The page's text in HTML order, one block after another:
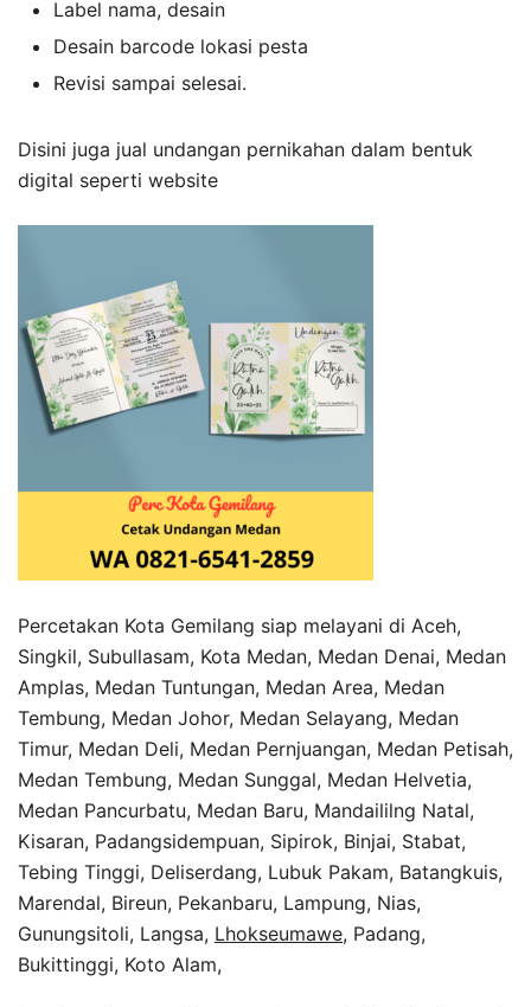
Label nama, desain
Desain barcode lokasi pesta
Revisi sampai selesai.
Disini juga jual undangan pernikahan dalam bentuk
digital seperti website
Percetakan Kota Gemilang siap melayani di Aceh,
Singkil, Subullasam, Kota Medan, Medan Denai, Medan
Amplas, Medan Tuntungan, Medan Area, Medan
Tembung, Medan Johor, Medan Selayang, Medan
Timur, Medan Deli, Medan Pernjuangan, Medan Petisah,
Medan Tembung, Medan Sunggal, Medan Helvetia,
Medan Pancurbatu, Medan Baru, Mandaililng Natal,
Kisaran, Padangsidempuan, Sipirok, Binjai, Stabat,
Tebing Tinggi, Deliserdang, Lubuk Pakam, Batangkuis,
Marendal, Bireun, Pekanbaru, Lampung, Nias,
Gunungsitoli, Langsa, Lhokseumawe, Padang,
Bukittinggi, Koto Alam,